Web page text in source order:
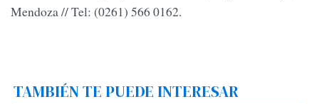
Mendoza // Tel: (0261) 566 0162.
TAMBIÉN TE PUEDE INTERESAR